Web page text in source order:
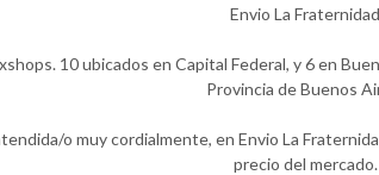
Envio La Fraternidad
10 ubicados en Capital Federal, y 6 en
Provincia de Buenos
o muy cordialmente, en Envio La
precio del mercado.